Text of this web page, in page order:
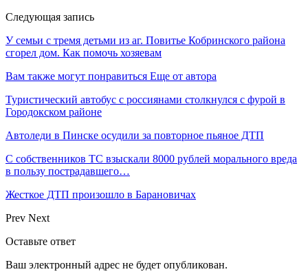
Следующая запись
У семьи с тремя детьми из аг. Повитье Кобринского района
сгорел дом. Как помочь хозяевам
Вам также могут понравиться Еще от автора
Туристический автобус с россиянами столкнулся с фурой в
Городокском районе
Автоледи в Пинске осудили за повторное пьяное ДТП
С собственников ТС взыскали 8000 рублей морального вреда
в пользу пострадавшего…
Жесткое ДТП произошло в Барановичах
Prev Next
Оставьте ответ
Ваш электронный адрес не будет опубликован.